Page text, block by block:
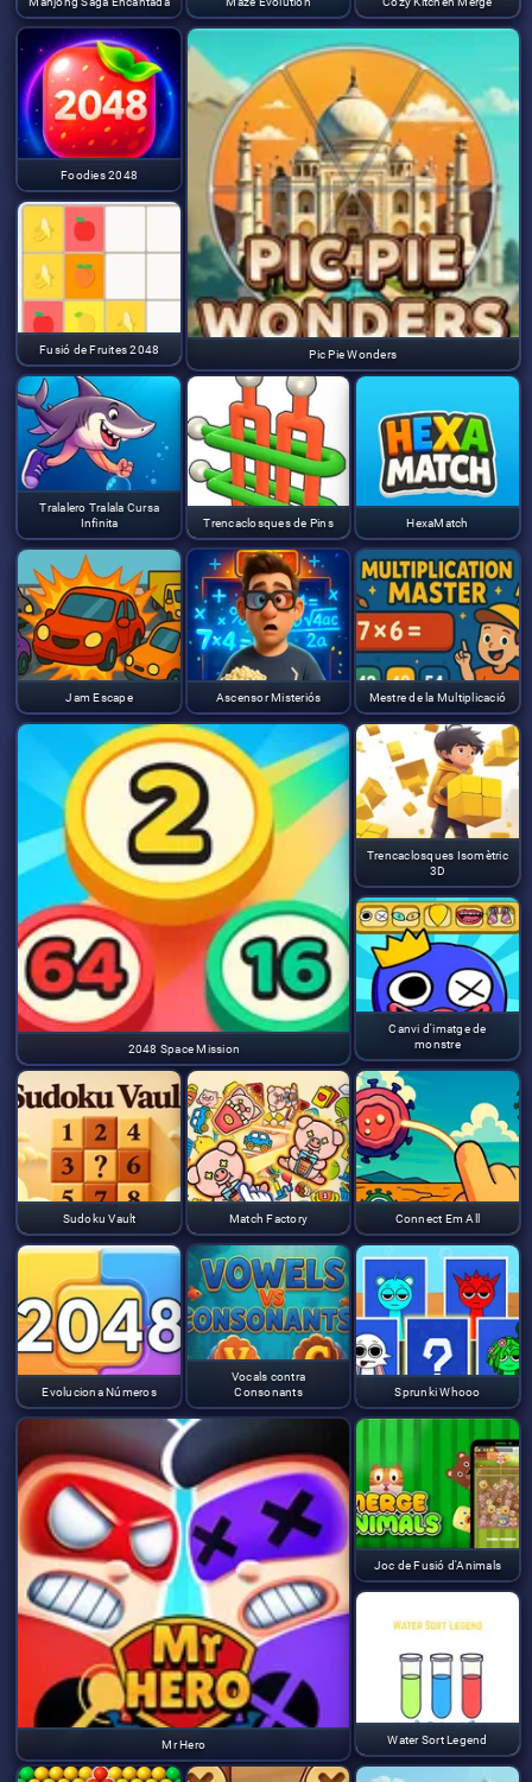
Foodies 2048
Pic Pie Wonders
Fusió de Fruites 2048
Tralalero Tralala Cursa
Infinita
Trencaclosques de Pins HexaMatch
Jam Escape Ascensor Misteriós Mestre de la Multiplicació
2048 Space Mission
Trencaclosques Isomètric
3D
Canvi d'imatge de
monstre
Sudoku Vault Match Factory Connect Em All
Evoluciona Números
Vocals contra
Consonants
Mr Hero
Sprunki Whooo
Joc de Fusió d'Animals
Water Sort Legend